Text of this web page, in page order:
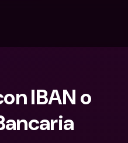
IBAN o